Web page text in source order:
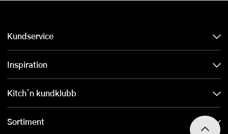
Kundservice
Inspiration
Kitch´n kundklubb
Sortiment